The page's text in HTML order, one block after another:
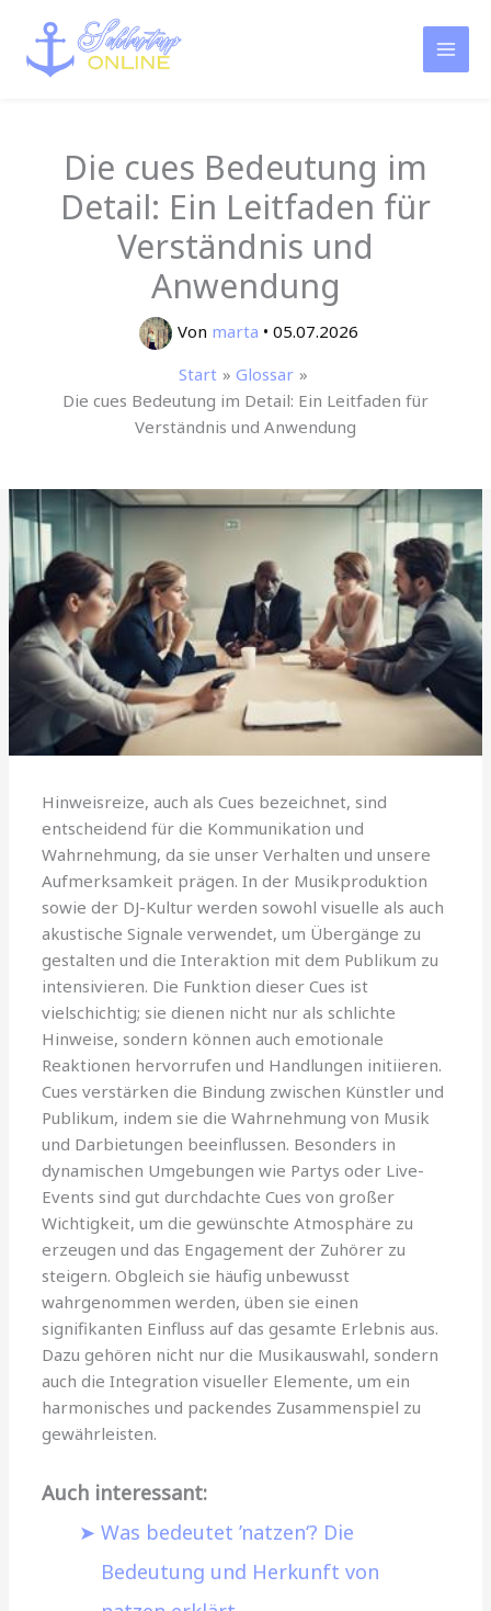
Inhalt
springen
Die cues Bedeutung im
Detail: Ein Leitfaden für
Verständnis und
Anwendung
Von marta • 05.07.2026
Start
Glossar
Die cues Bedeutung im Detail: Ein Leitfaden für
Verständnis und Anwendung
Hinweisreize, auch als Cues bezeichnet, sind
entscheidend für die Kommunikation und
Wahrnehmung, da sie unser Verhalten und unsere
Aufmerksamkeit prägen. In der Musikproduktion
sowie der DJ-Kultur werden sowohl visuelle als auch
akustische Signale verwendet, um Übergänge zu
gestalten und die Interaktion mit dem Publikum zu
intensivieren. Die Funktion dieser Cues ist
vielschichtig; sie dienen nicht nur als schlichte
Hinweise, sondern können auch emotionale
Reaktionen hervorrufen und Handlungen initiieren.
Cues verstärken die Bindung zwischen Künstler und
Publikum, indem sie die Wahrnehmung von Musik
und Darbietungen beeinflussen. Besonders in
dynamischen Umgebungen wie Partys oder Live-
Events sind gut durchdachte Cues von großer
Wichtigkeit, um die gewünschte Atmosphäre zu
erzeugen und das Engagement der Zuhörer zu
steigern. Obgleich sie häufig unbewusst
wahrgenommen werden, üben sie einen
signifikanten Einfluss auf das gesamte Erlebnis aus.
Dazu gehören nicht nur die Musikauswahl, sondern
auch die Integration visueller Elemente, um ein
harmonisches und packendes Zusammenspiel zu
gewährleisten.
Auch interessant:
Was bedeutet ’natzen‘? Die
Bedeutung und Herkunft von